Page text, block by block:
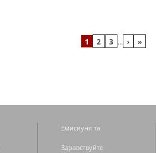
1 2 3 … › »
Емисиуня та
Здравствуйте